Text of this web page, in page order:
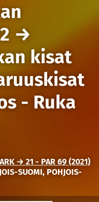
→
kisat
- Ruka
→ 21 - PAR 69 (2021)
SUOMI, POHJOIS-